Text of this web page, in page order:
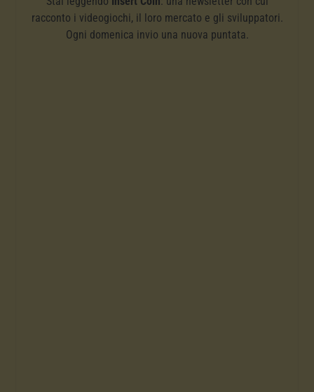
racconto i videogiochi, il loro mercato e gli sviluppatori.
Ogni domenica invio una nuova puntata.